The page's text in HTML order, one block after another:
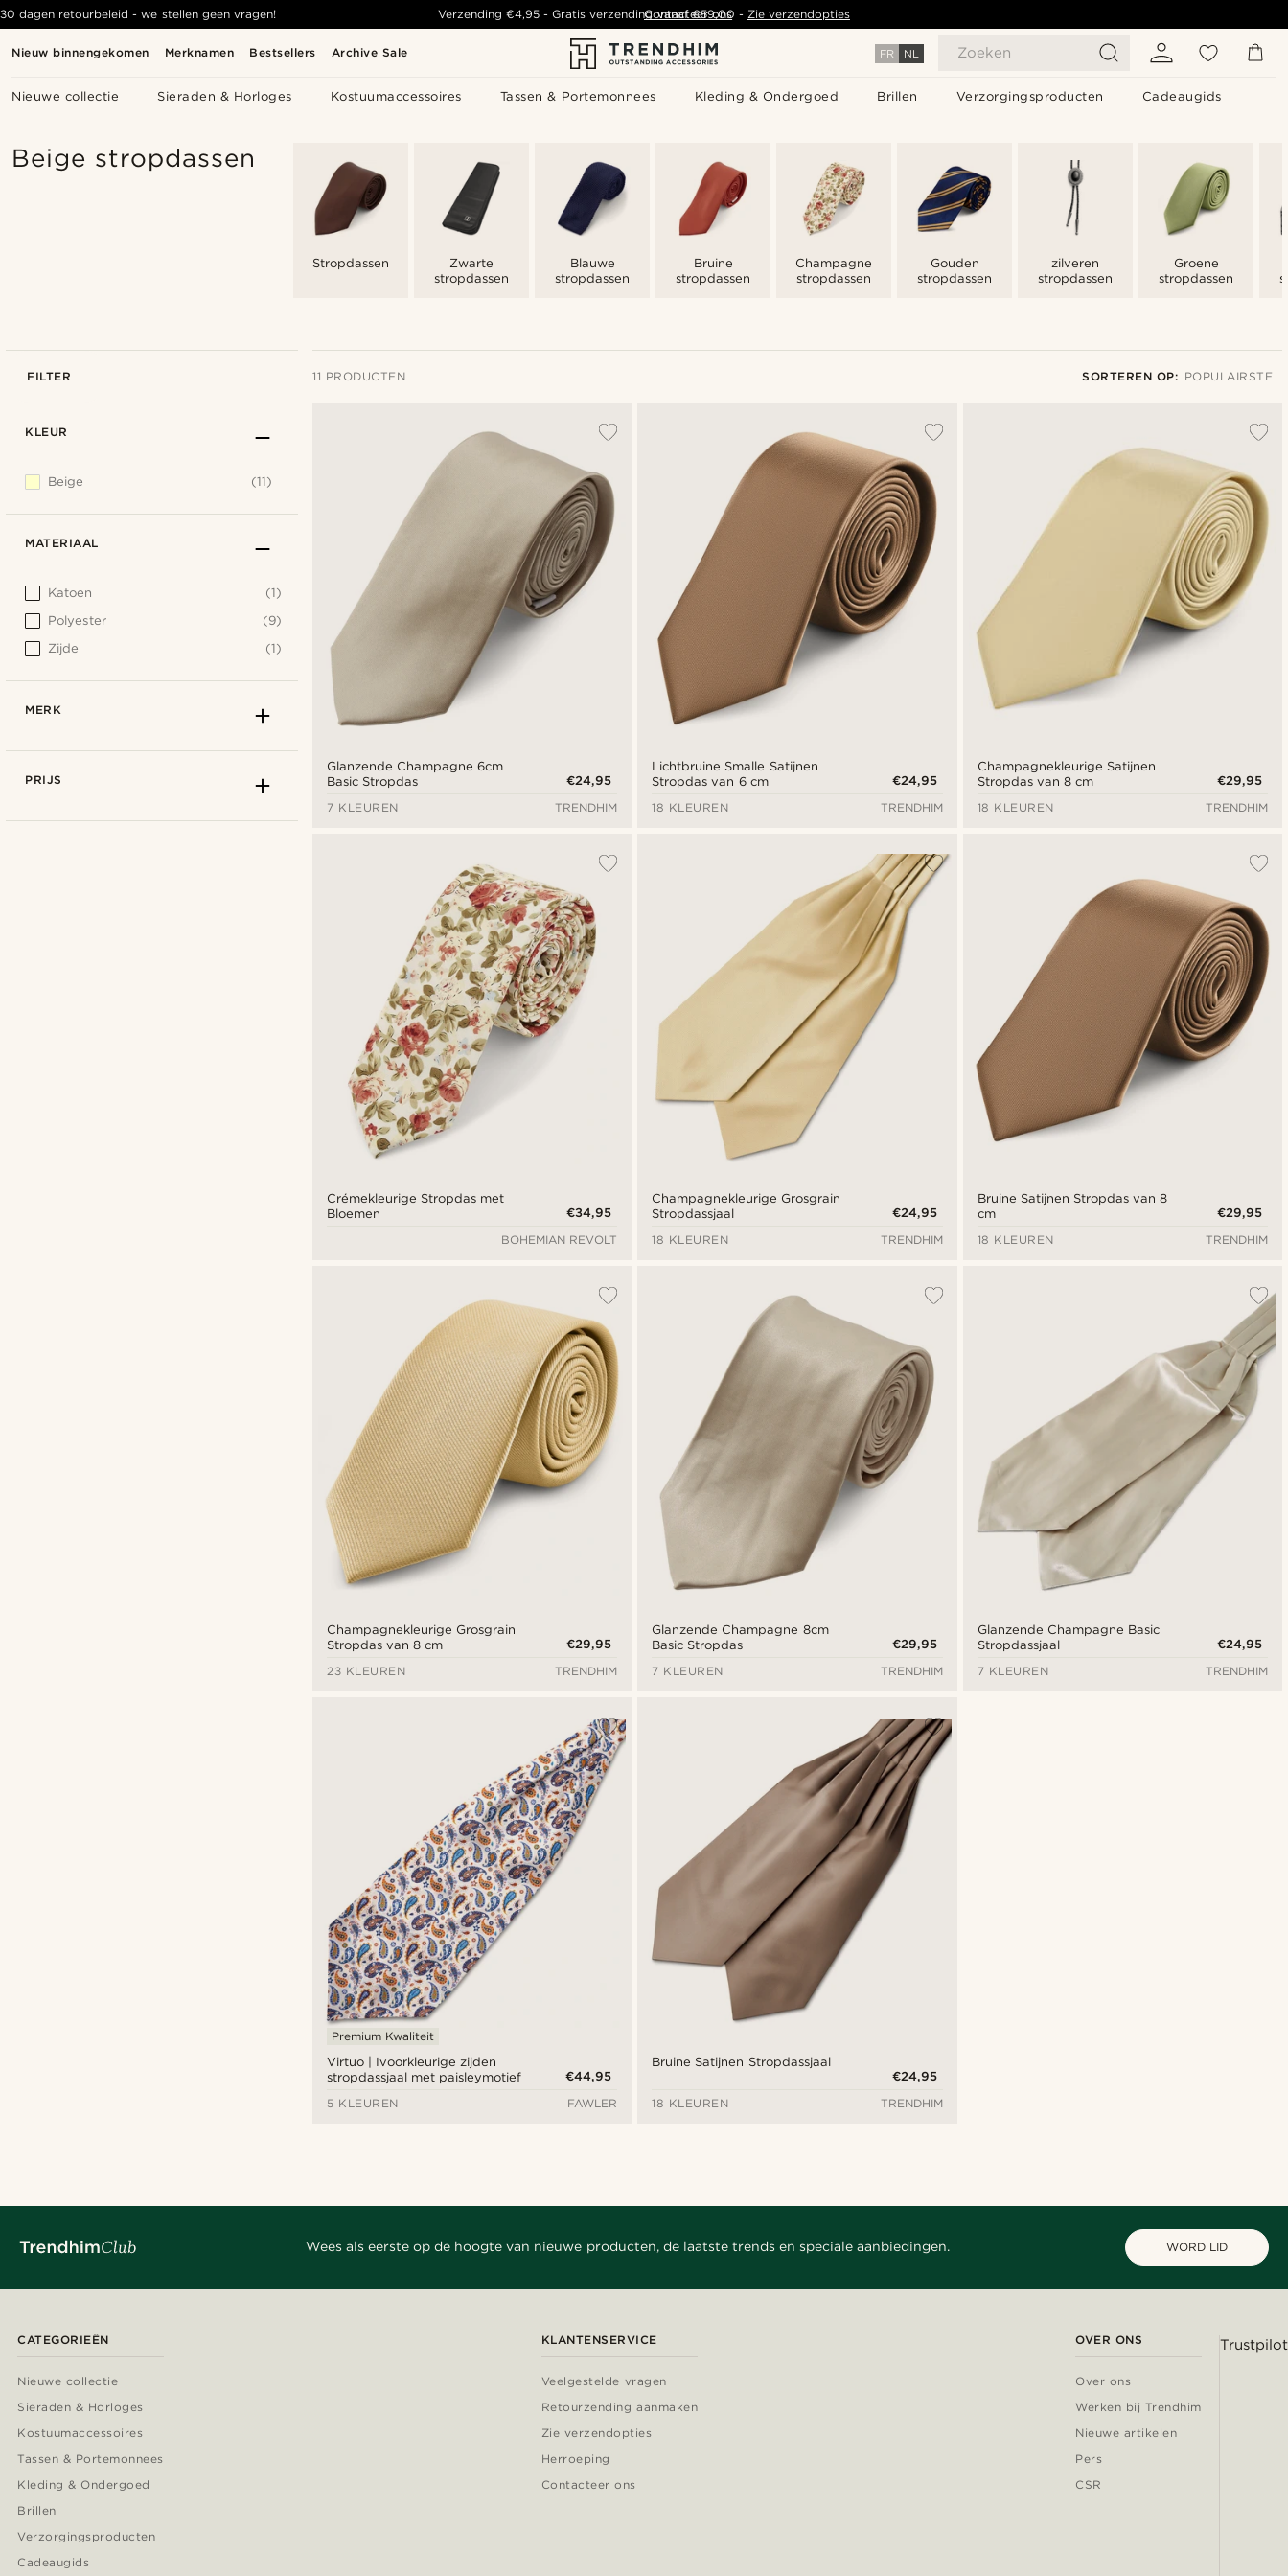
Nieuw binnengekomen Merknamen Bestsellers Archive Sale FR NL Zoeken
Nieuwe collectie Sieraden & Horloges Kostuumaccessoires Tassen & Portemonnees Kleding & Ondergoed Brillen Verzorgingsproducten Cadeaugids
30 dagen retourbeleid - we stellen geen vragen! Verzending €4,95 -Gratis verzending vanaf €59,00 - Zie verzendopties
Contacteer ons
Beige stropdassen
Stropdassen
Zwarte
stropdassen
Blauwe
stropdassen
Bruine
stropdassen
Champagne
stropdassen
Gouden
stropdassen
zilveren
stropdassen
Groene
stropdassen
FILTER 11 PRODUCTEN SORTEREN OP: POPULAIRSTE
Nieuwste
Glanzende Champagne 6cm
Basic Stropdas
€24,95
7 KLEUREN
TRENDHIM
Lichtbruine Smalle Satijnen
Stropdas van 6 cm
€24,95
18 KLEUREN
TRENDHIM
Champagnekleurige Satijnen
Stropdas van 8 cm
€29,95
18 KLEUREN
TRENDHIM
Crémekleurige Stropdas met
Bloemen
€34,95
BOHEMIAN REVOLT
Champagnekleurige Grosgrain
Stropdassjaal
€24,95
18 KLEUREN
TRENDHIM
Bruine Satijnen Stropdas van 8
cm
€29,95
18 KLEUREN
TRENDHIM
Champagnekleurige Grosgrain
Stropdas van 8 cm
€29,95
23 KLEUREN
TRENDHIM
Glanzende Champagne 8cm
Basic Stropdas
€29,95
7 KLEUREN
TRENDHIM
Glanzende Champagne Basic
Stropdassjaal
€24,95
7 KLEUREN
TRENDHIM
Virtuo | Ivoorkleurige zijden
stropdassjaal met paisleymotief
Premium Kwaliteit
€44,95
5 KLEUREN
FAWLER
Bruine Satijnen Stropdassjaal
€24,95
18 KLEUREN
TRENDHIM
KLEUR
Beige (11)
MATERIAAL
Katoen
(1)
Polyester
(9)
Zijde
(1)
MERK
PRIJS
Wees als eerste op de hoogte van nieuwe producten, de laatste trends en speciale aanbiedingen. WORD LID
CATEGORIEËN
Nieuwe collectie
Sieraden & Horloges
Kostuumaccessoires
Tassen & Portemonnees
Kleding & Ondergoed
Brillen
Verzorgingsproducten
Cadeaugids
KLANTENSERVICE
Veelgestelde vragen
Retourzending aanmaken
Zie verzendopties
Herroeping
Contacteer ons
OVER ONS
Over ons
Werken bij Trendhim
Nieuwe artikelen
Pers
CSR
Trustpilot